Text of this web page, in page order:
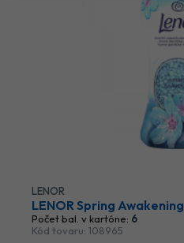
LENOR
LENOR Spring
Počet bal. v kartóne: 6
Kód tovaru: 108965